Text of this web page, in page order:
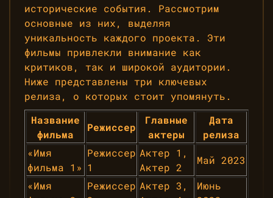
исторические события. Рассмотрим
основные из них, выделяя
уникальность каждого проекта. Эти
фильмы привлекли внимание как
критиков, так и широкой аудитории.
Ниже представлены три ключевых
релиза, о которых стоит упомянуть.
Название
фильма
Режиссер
Главные
актеры
Дата
релиза
«Имя
фильма 1»
Режиссер
1
Актер 1,
Актер 2
Май 2023
«Имя
Режиссер Актер 3,
Июнь